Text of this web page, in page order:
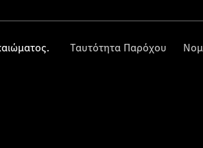
Ταυτότητα Παρόχου